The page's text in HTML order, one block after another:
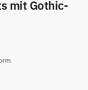
mit Gothic-